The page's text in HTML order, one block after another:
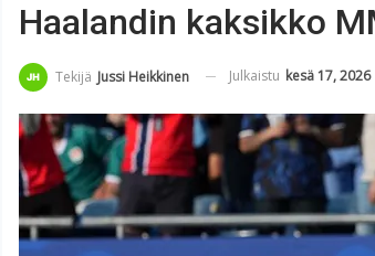
Sää
Haalandin kaksikko
Tekijä Jussi Heikkinen Julkaistu kesä 17, 2026